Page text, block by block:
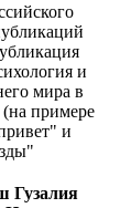
и
мира в
примере
и
Гузалия